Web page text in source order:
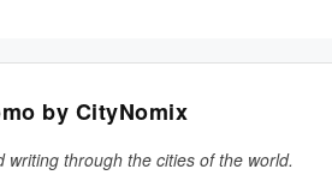
by CityNomix
writing through the cities of the world.